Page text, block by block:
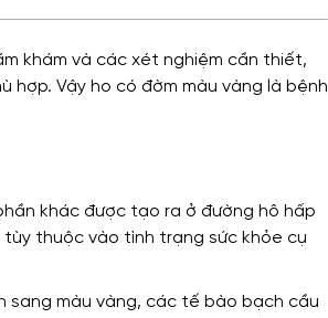
khám và các xét nghiệm cần thiết,
hợp. Vậy ho có đờm màu vàng là bệnh
khác được tạo ra ở đường hô hấp
thuộc vào tình trạng sức khỏe cụ
sang màu vàng, các tế bào bạch cầu